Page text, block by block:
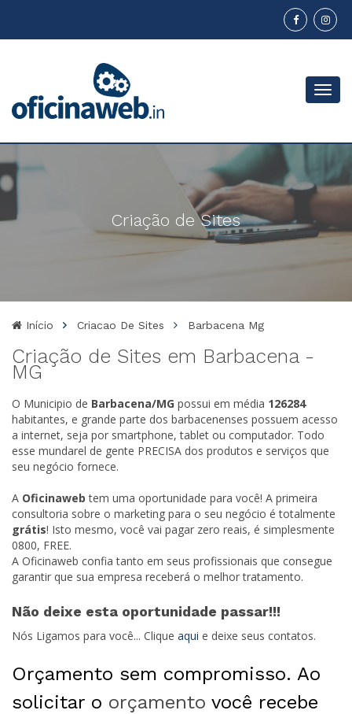
Menu
Criação de Sites
Início Criacao De Sites Barbacena Mg
Criação de Sites em Barbacena -
MG
O Municipio de Barbacena/MG possui em média 126284
habitantes, e grande parte dos barbacenenses possuem acesso
a internet, seja por smartphone, tablet ou computador. Todo
esse mundarel de gente PRECISA dos produtos e serviços que
seu negócio fornece.
A Oficinaweb tem uma oportunidade para você! A primeira
consultoria sobre o marketing para o seu negócio é totalmente
grátis! Isto mesmo, você vai pagar zero reais, é simplesmente
0800, FREE.
A Oficinaweb confia tanto em seus profissionais que consegue
garantir que sua empresa receberá o melhor tratamento.
Não deixe esta oportunidade passar!!!
Nós Ligamos para você... Clique aqui e deixe seus contatos.
Orçamento sem compromisso. Ao
solicitar o orçamento você recebe